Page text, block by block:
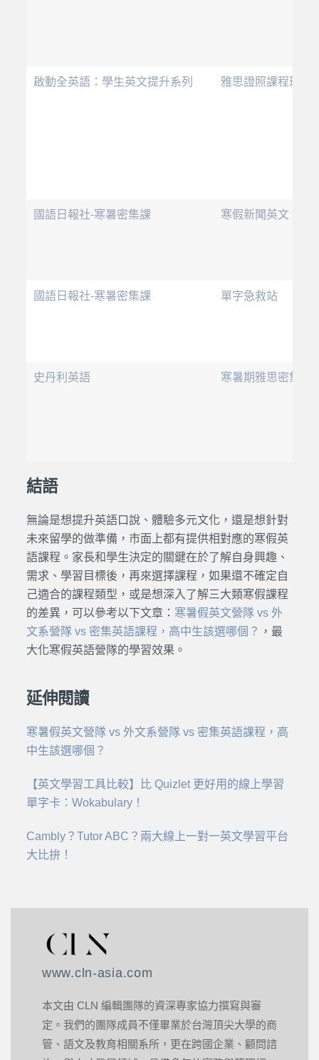
啟動全英語：學生英文提升系列 雅思證照課程班
國語日報社-寒暑密集課 寒假新聞英文 3.0
國語日報社-寒暑密集課 單字急救站
史丹利英語 寒暑期雅思密集課
結語
無論是想提升英語口說、體驗多元文化，還是想針對
未來留學的做準備，市面上都有提供相對應的寒假英
語課程 。家長和學生決定的關鍵在於了解自身興趣、
需求、學習目標後，再來選擇課程，如果還不確定自
己適合的課程類型，或是想深入了解三大類寒假課程
的差異，可以參考以下文章： 寒暑假英文營隊 vs 外
文系營隊 vs 密集英語課程，高中生該選哪個？ ， 最
大化寒假英語營隊的學習效果。
延伸閱讀
寒暑假英文營隊 vs 外文系營隊 vs 密集英語課程，高
中生該選哪個？
【英文學習工具比較】比 Quizlet 更好用的線上學習
單字卡：Wokabulary！
Cambly？Tutor ABC？兩大線上一對一英文學習平台
大比拚！
www.cln-asia.com
本文由 CLN 編輯團隊的資深專家協力撰寫與審
定。我們的團隊成員不僅畢業於台灣頂尖大學的商
管、語文及教育相關系所，更在跨國企業、顧問諮